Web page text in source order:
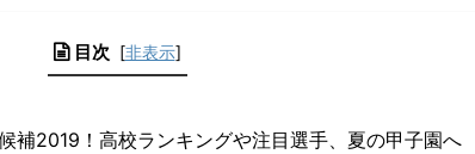
目次 [非表示]
補2019！高校ランキングや注目選手、夏の甲子園へ